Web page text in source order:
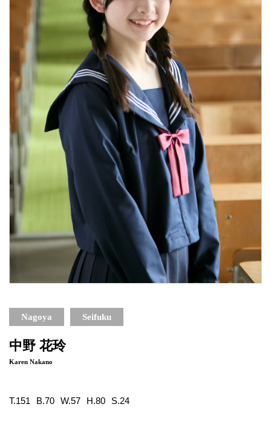
Nagoya Seifuku
中野 花玲
Karen Nakano
T.151 B.70 W.57 H.80 S.24